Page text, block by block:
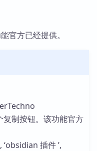
官方已经提供。
制按钮。该功能官方
‘obsidian 插件 ’,